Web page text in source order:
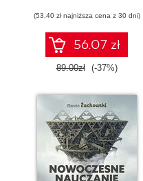
(53,40 zł najniższa cena z 30 dni)
56.07 zł
89.00zł (-37%)